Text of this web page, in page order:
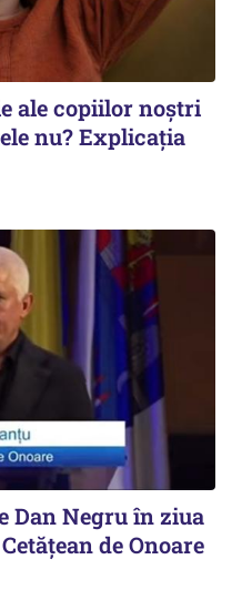
ale copiilor noștri
nu? Explicația
Dan Negru în ziua
de Onoare